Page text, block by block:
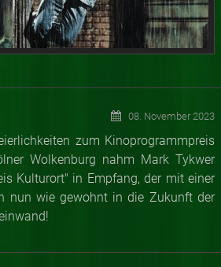
08. November 2023
zum Kinoprogrammpreis
Wolkenburg nahm Mark Tykwer
Kulturort" in Empfang, der mit einer
nun wie gewohnt in die Zukunft der